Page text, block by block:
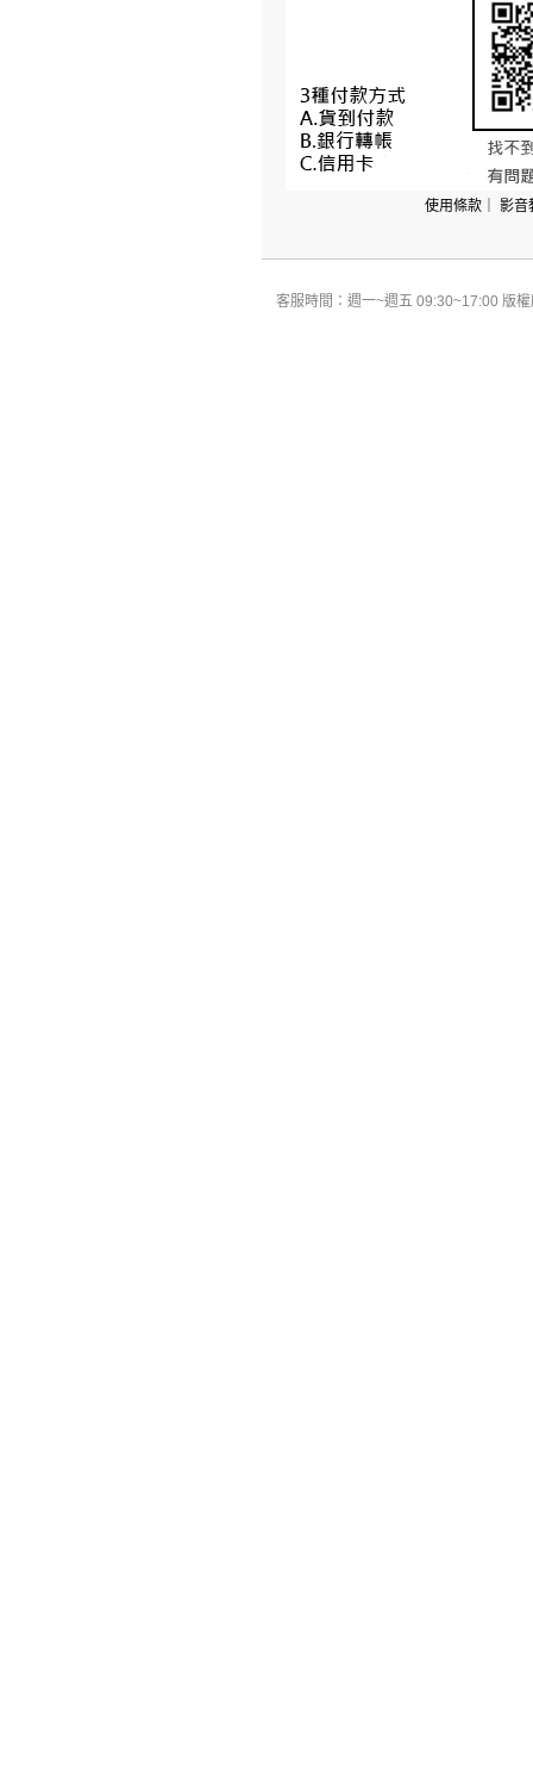
使用條款 影音
客服時間：週一~週五 09:30~17:00 版